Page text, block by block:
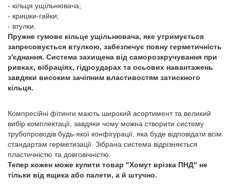
- кільця ущільнювача;
- кришки-гайки;
- втулки.
Пружне гумове кільце ущільнювача, яке утримується
запресовується втулкою, забезпечує повну герметичність
з'єднання. Система захищена від саморозкручування при
ривках, вібраціях, гідроударах та осьових навантажень
завдяки високим зачіпним властивостям затискного
кільця.
Компресійні фітинги мають широкий асортимент та великий
вибір комплектації, завдяки чому можна створити систему
трубопроводів будь-якої конфігурації, яка буде відповідати всім
стандартам герметизації. Зібрана система відрізняється
пластичністю та довговічністю.
Тепер кожен може купити товар "Хомут врізка ПНД" не
тільки від ящика або палети, а й штучно.